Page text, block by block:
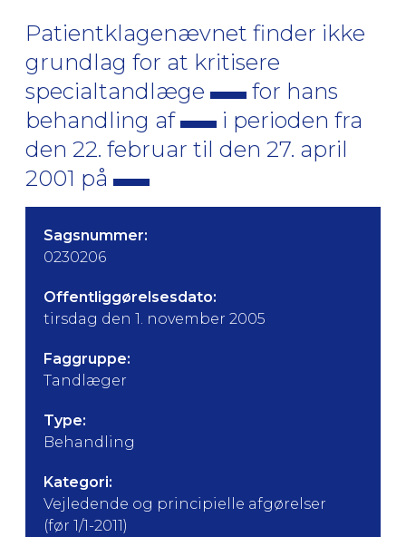
Patientklagenævnet finder ikke
grundlag for at kritisere
specialtandlæge
for hans
behandling af
i perioden fra
den 22. februar til den 27. april
2001 på
Sagsnummer:
0230206
Offentliggørelsesdato:
tirsdag den 1. november 2005
Faggruppe:
Tandlæger
Type:
Behandling
Kategori:
Vejledende og principielle afgørelser
(før 1/1-2011)